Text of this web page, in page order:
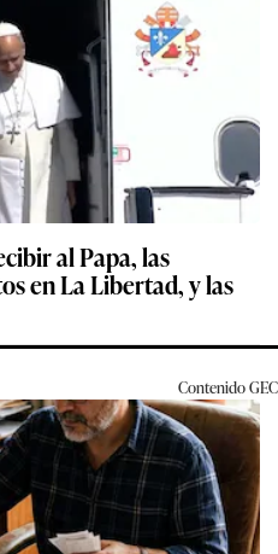
al Papa, las
en La Libertad, y las
ContenidoGEC